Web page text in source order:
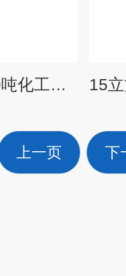
20立方PE水箱20吨化工污水储存罐PE塑料圆桶耐酸碱水塔
上一页 下